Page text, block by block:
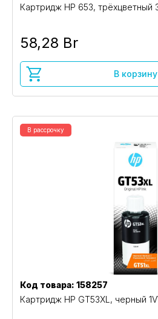
Картридж HP 653, трёхцветный
58,28 Br
В корзину
В рассрочку
Код товара: 158257
Картридж HP GT53XL, черный